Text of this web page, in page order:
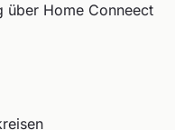
über Home Conneect